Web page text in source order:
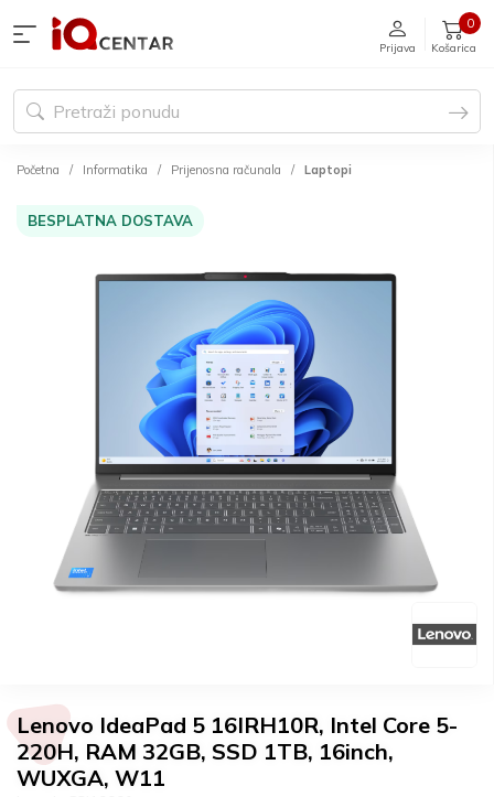
Prijava Košarica
0
Početna Informatika Prijenosna računala Laptopi
BESPLATNA DOSTAVA
Lenovo IdeaPad 5 16IRH10R, Intel Core 5-
220H, RAM 32GB, SSD 1TB, 16inch,
WUXGA, W11